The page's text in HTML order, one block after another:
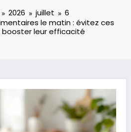
2026 juillet
6
le matin : évitez ces
booster leur efficacité